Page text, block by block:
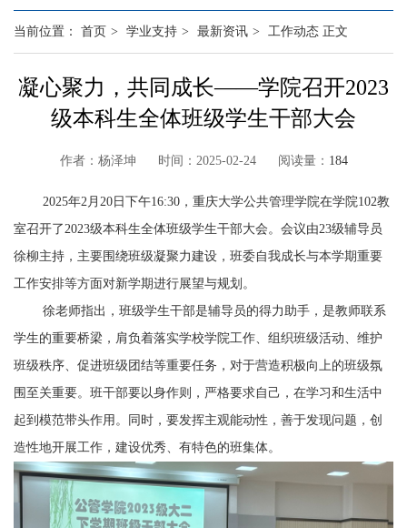
当前位置： 首页 > 学业支持 > 最新资讯 > 工作动态 正文
凝心聚力，共同成长——学院召开2023
级本科生全体班级学生干部大会
作者：杨泽坤 时间：2025-02-24 阅读量： 184
2025年2月 20 日下午16:30 ，重庆大学公共管理学院在学院102教
室召开了2023级本科生全体班级学生干部大会。会议由23级辅导员
徐柳主持，主要围绕班级凝聚力建设，班委自我成长与本学期重要
工作安排等方面对新学期进行展望与规划。
徐老师指出，班级学生干部是辅导员的得力助手，是教师联系
学生的重要桥梁，肩负着落实学校学院工作、组织班级活动、维护
班级秩序、促进班级团结等重要任务，对于营造积极向上的班级氛
围至关重要。班干部要以身作则，严格要求自己，在学习和生活中
起到模范带头作用。同时，要发挥主观能动性，善于发现问题，创
造性地开展工作，建设优秀、有特色的班集体。